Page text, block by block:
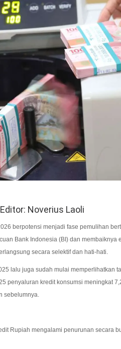
Noverius Laoli
berpotensi menjadi fase pemulihan
Bank Indonesia (BI) dan membaiknya
secara selektif dan hati-hati.
lalu juga sudah mulai memperlihatkan
penyaluran kredit konsumsi meningkat
sebelumnya.
Rupiah mengalami penurunan secara